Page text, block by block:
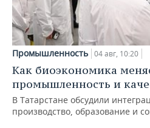
Промышленность 04 авг, 10:20
Как биоэкономика
промышленность и
В Татарстане обсудили
производство, образование и